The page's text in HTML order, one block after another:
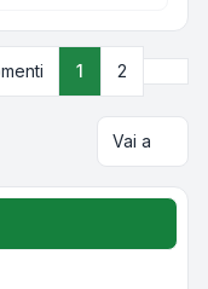
1 2
Vai a